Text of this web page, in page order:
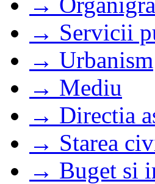
→ Servicii
→ Urbanism
→ Mediu
→ Directia
→ Starea
→ Buget si